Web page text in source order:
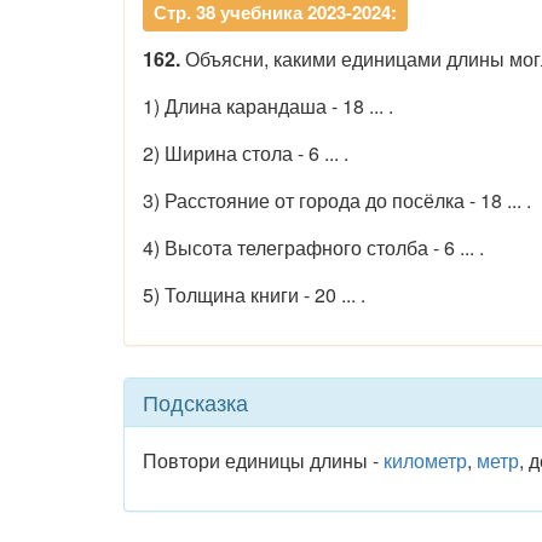
Стр. 38 учебника 2023-2024:
162.Объясни, какими единицами длины
1) Длина карандаша - 18 ... .
2) Ширина стола - 6 ... .
3) Расстояние от города до посёлка - 18 ... .
4) Высота телеграфного столба - 6 ... .
5) Толщина книги - 20 ... .
Подсказка
Повтори единицы длины - километр, метр,